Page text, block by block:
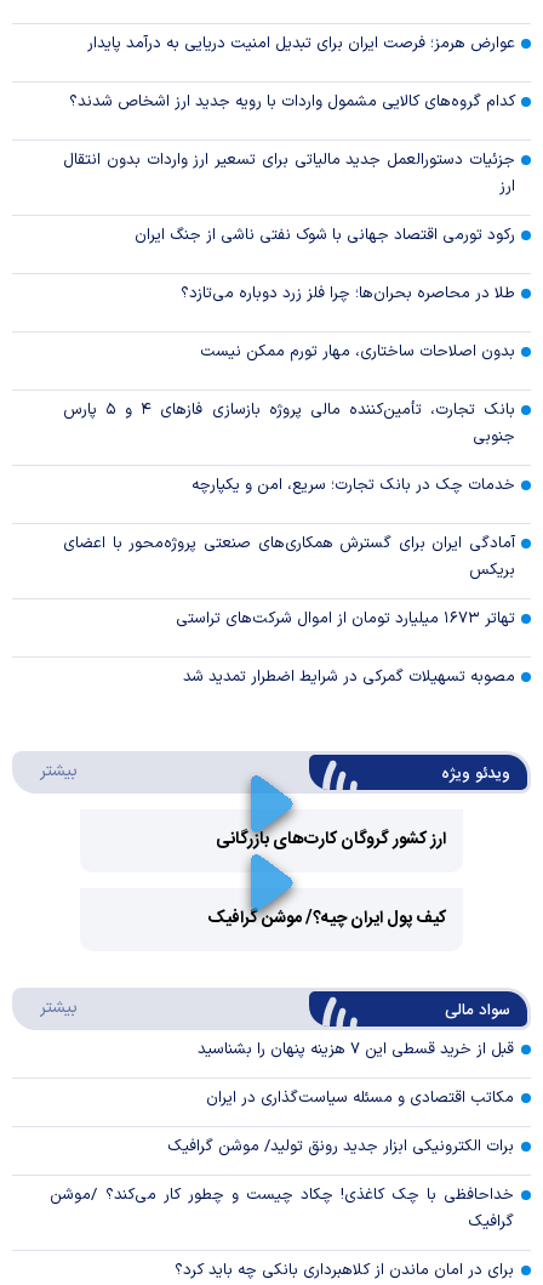
عوارض هرمز؛ فرصت ایران برای تبدیل امنیت دریایی به درآمد پایدار
کدام گروه‌های کالایی مشمول واردات با رویه جدید ارز اشخاص شدند؟
جزئیات دستورالعمل جدید مالیاتی برای تسعیر ارز واردات بدون انتقال
ارز
رکود تورمی اقتصاد جهانی با شوک نفتی ناشی از جنگ ایران
طلا در محاصره بحران‌ها؛ چرا فلز زرد دوباره می‌تازد؟
بدون اصلاحات ساختاری، مهار تورم ممکن نیست
بانک تجارت، تأمین‌کننده مالی پروژه بازسازی فاز‌های ۴ و ۵ پارس
جنوبی
خدمات چک در بانک تجارت؛ سریع، امن و یکپارچه
آمادگی ایران برای گسترش همکاری‌های صنعتی پروژه‌محور با اعضای
بریکس
تهاتر ۱۶۷۳ میلیارد تومان از اموال شرکت‌های تراستی
مصوبه تسهیلات گمرکی در شرایط اضطرار تمدید شد
ویدئو ویژه بیشتر
ارز کشور گروگان کارت‌های بازرگانی
Video
کیف پول ایران چیه؟/ موشن گرافیک
سواد مالی بیشتر
قبل از خرید قسطی این ۷ هزینه پنهان را بشناسید
مکاتب اقتصادی و مسئله سیاست‌گذاری در ایران
برات الکترونیکی ابزار جدید رونق تولید/ موشن گرافیک
خداحافظی با چک کاغذی! چکاد چیست و چطور کار می‌کند؟ /موشن
گرافیک
برای در امان ماندن از کلاهبرداری بانکی چه باید کرد؟